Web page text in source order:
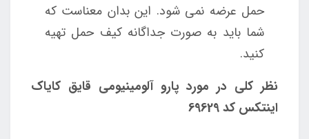
حمل عرضه نمی شود. این بدان معناست که
شما باید به صورت جداگانه کیف حمل تهیه
کنید.
نظر کلی در مورد پارو آلومینیومی قایق کایاک
اینتکس کد 69629